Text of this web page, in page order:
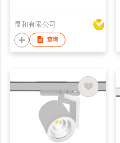
显和有限公司
查询